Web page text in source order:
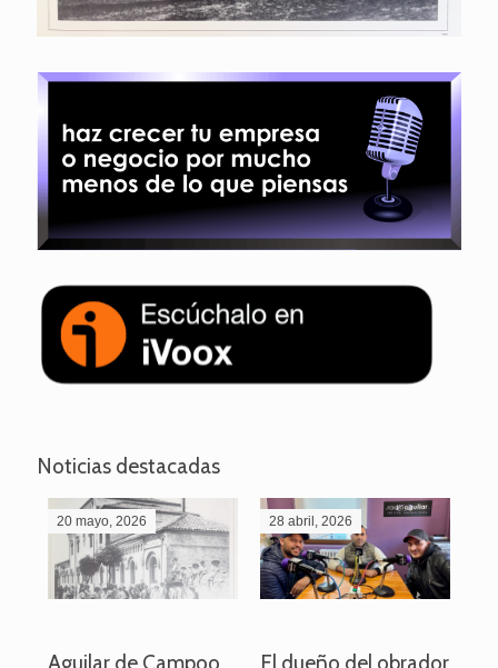
Noticias destacadas
20 mayo, 2026 28 abril, 2026